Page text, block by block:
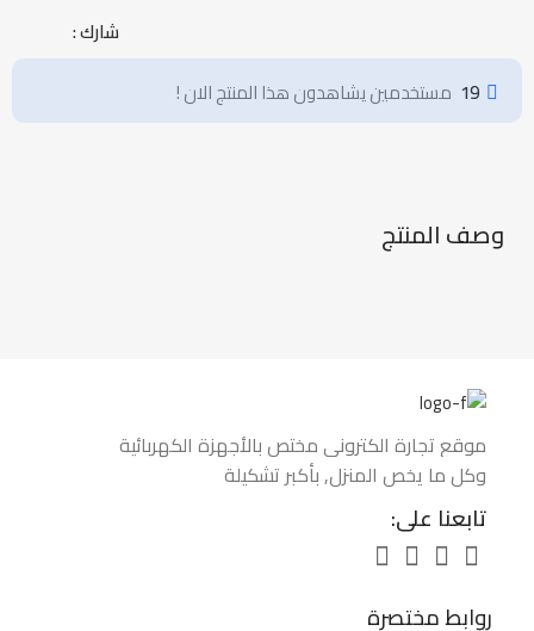
شارك :
19 مستخدمين يشاهدون هذا المنتج الان !
وصف المنتج
موقع تجارة الكتروني مختص بالأجهزة الكهربائية
وكل ما يخص المنزل, بأكبر تشكيلة
تابعنا على:
روابط مختصرة